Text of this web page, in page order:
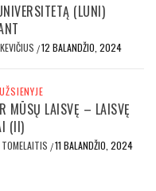
(LUNI)
/12 BALANDŽIO, 2024
UŽSIENYJE
MŪSŲ LAISVĘ – LAISVĘ
(II)
/11 BALANDŽIO, 2024